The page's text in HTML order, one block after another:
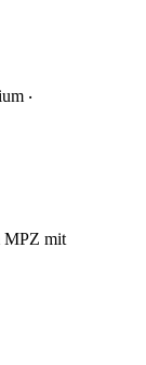
‧
MPZ mit